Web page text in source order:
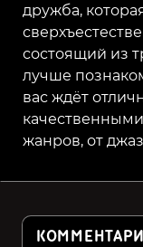
дружба,
состоящий из
лучше
вас ждёт
жанров, от